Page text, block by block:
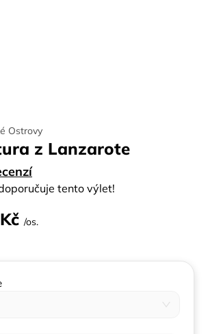
Ostrovy
z Lanzarote
tento výlet!
/os.